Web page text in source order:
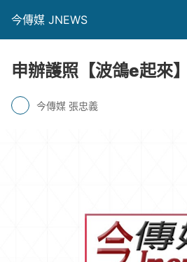
今傳媒 JNEWS
申辦護照【波鴿e起來】
今傳媒 張忠義